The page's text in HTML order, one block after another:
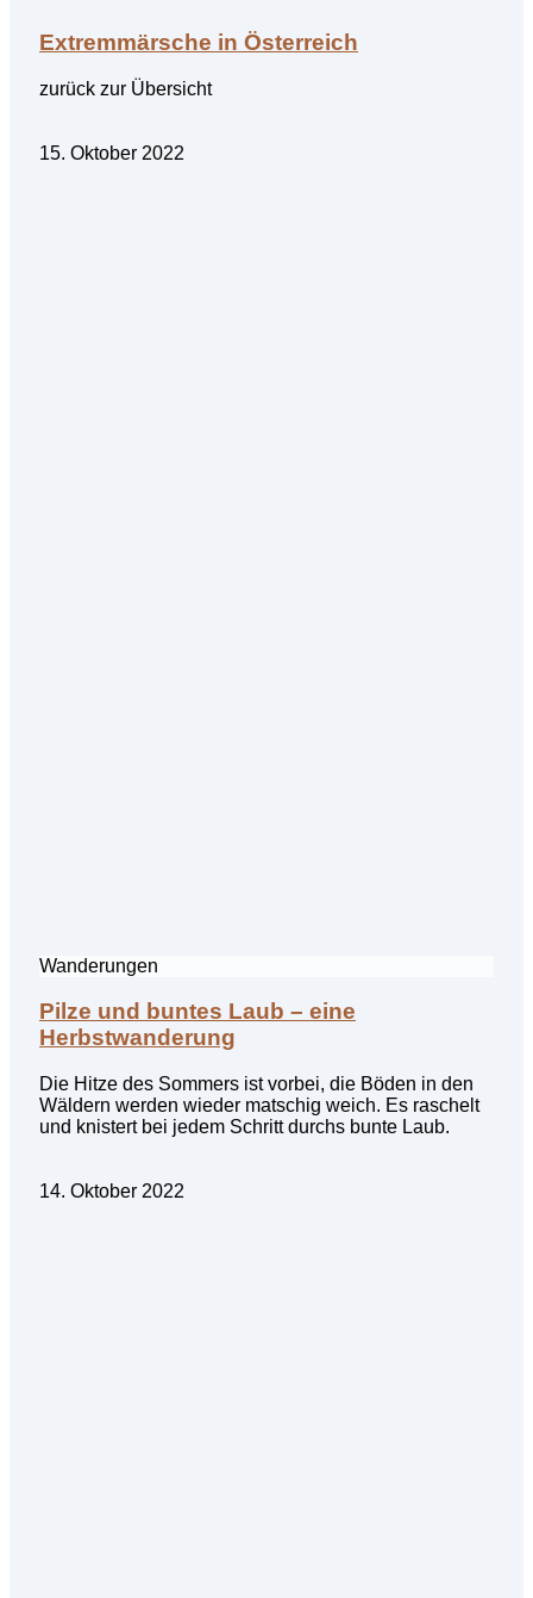
Extremmärsche in Österreich
zurück zur Übersicht
15. Oktober 2022
Wanderungen
Pilze und buntes Laub – eine
Herbstwanderung
Die Hitze des Sommers ist vorbei, die Böden in den
Wäldern werden wieder matschig weich. Es raschelt
und knistert bei jedem Schritt durchs bunte Laub.
14. Oktober 2022